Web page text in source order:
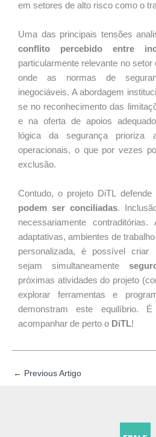
em setores de alto risco como o
Uma das principais tensões
conflito percebido entre
particularmente relevante no
onde as normas de
inegociáveis. A abordagem
se no reconhecimento das
e na oferta de apoios
lógica da segurança prioriza
operacionais, o que por vezes
exclusão.
Contudo, o projeto DiTL
podem ser conciliadas.
necessariamente
adaptativas, ambientes de
personalizada, é possível criar
sejam simultaneamente
próximas atividades do projeto
explorar ferramentas e
demonstram este equilíbrio.
acompanhar de perto o DiTL!
← Previous Artigo